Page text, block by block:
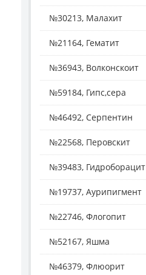
№30213, Малахит
№21164, Гематит
№36943, Волконскоит
№59184, Гипс,сера
№46492, Серпентин
№22568, Перовскит
№39483, Гидроборацит
№19737, Аурипигмент
№22746, Флогопит
№52167, Яшма
№46379, Флюорит